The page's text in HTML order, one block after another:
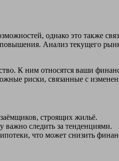
однако это также
Анализ текущего
К ним относятся ваши
риски, связанные с
строящих жильё.
важно следить за тенденциями.
что может снизить